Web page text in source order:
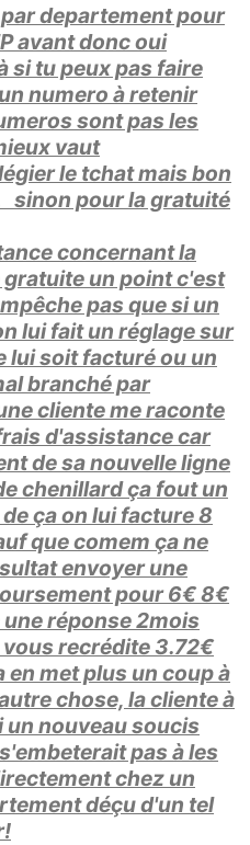
departement pour
avant donc oui
si tu peux pas faire
numero à retenir
sont pas les
vaut
le tchat mais bon
sinon pour la gratuité
concernant la
un point c'est
pas que si un
lui fait un réglage sur
lui soit facturé ou un
branché par
cliente me raconte
d'assistance car
de sa nouvelle ligne
chenillard ça fout un
ça on lui facture 8
que comem ça ne
envoyer une
pour 6€ 8€
une réponse 2mois
recrédite 3.72€
met plus un coup à
chose, la cliente à
un nouveau soucis
pas à les
chez un
déçu d'un tel